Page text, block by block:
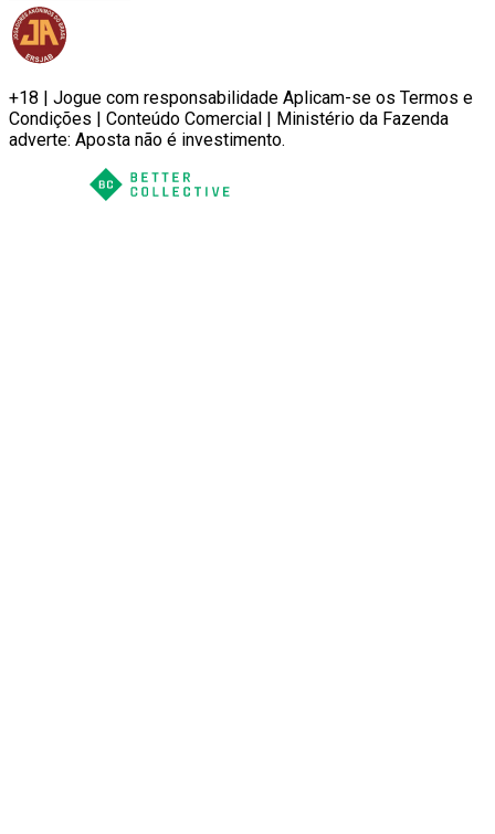
+18 | Jogue com responsabilidade Aplicam-se os Termos e
Condições | Conteúdo Comercial | Ministério da Fazenda
adverte: Aposta não é investimento.